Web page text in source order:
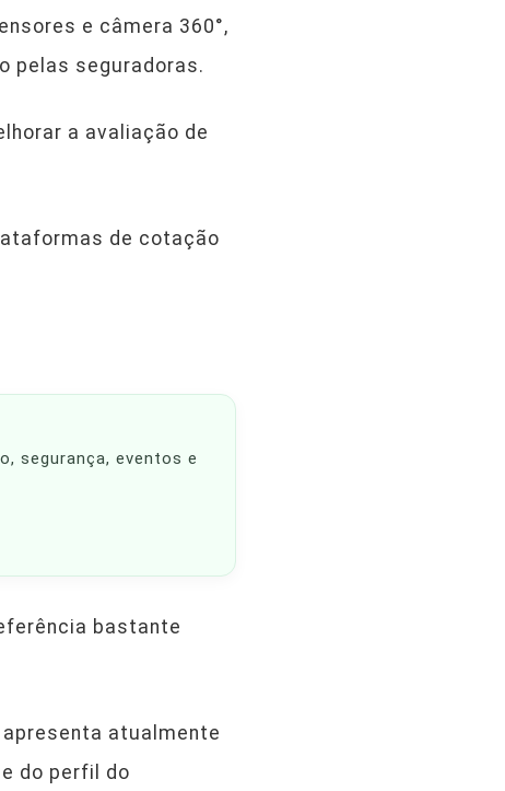
e câmera 360°,
pelas seguradoras.
a avaliação de
de cotação
segurança, eventos e
bastante
atualmente
do perfil do